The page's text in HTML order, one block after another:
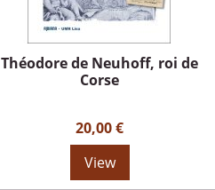
Théodore de Neuhoff, roi de
Corse
20,00 €
View